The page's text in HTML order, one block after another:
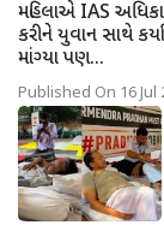
મહિલાએ IAS
કરીને યુવાન સાથે
માંગ્યા પણ...
Published On 16 Jul